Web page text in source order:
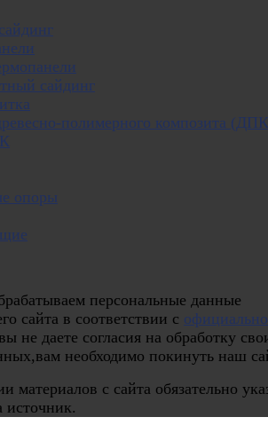
сайдинг
полимерного композита
опоры
персональные данные
сайта в соответствии с
не даете согласия на обработку
необходимо покинуть наш
материалов с сайта обязательно
источник.